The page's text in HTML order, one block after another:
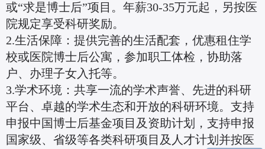
或“求是博士后”项目。年薪30-35万元起，另按医
院规定享受科研奖励。
2.生活保障：提供完善的生活配套，优惠租住学
校或医院博士后公寓，参加职工体检，协助落
户、办理子女入托等。
3.学术环境：共享一流的学术声誉、先进的科研
平台、卓越的学术生态和开放的科研环境。支持
申报中国博士后基金项目及资助计划，支持申报
国家级、省级等各类科研项目及人才计划并按医